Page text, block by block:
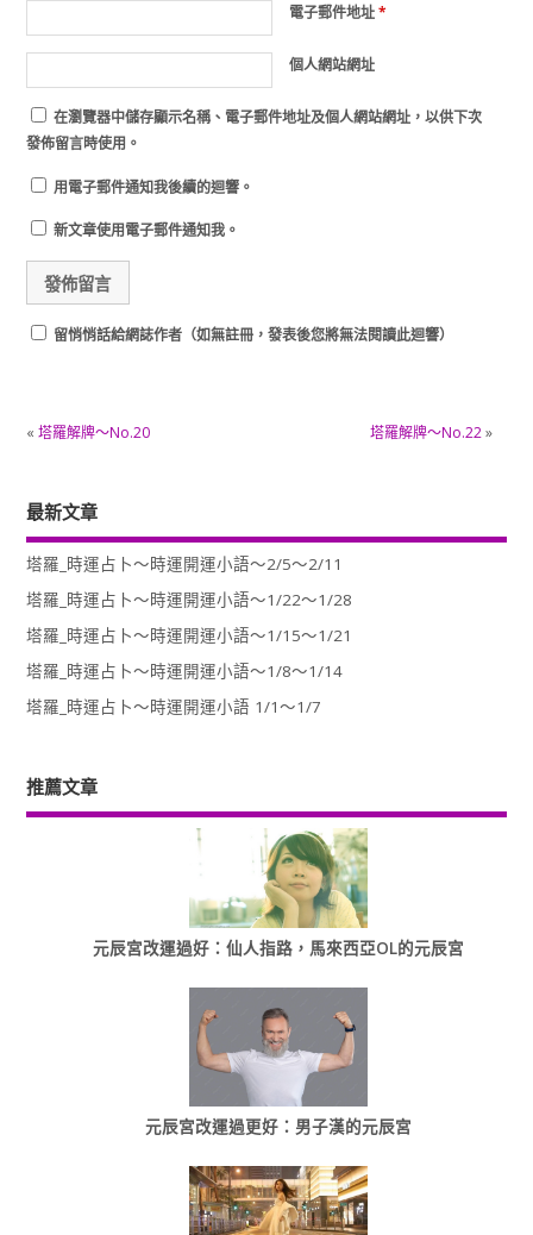
電子郵件地址*
個人網站網址
在瀏覽器中儲存顯示名稱、電子郵件地址及個人網站網址，以供下次
發佈留言時使用。
用電子郵件通知我後續的迴響。
新文章使用電子郵件通知我。
留悄悄話給網誌作者（如無註冊，發表後您將無法閱讀此迴響）
« 塔羅解牌～No.20 塔羅解牌～No.22»
最新文章
塔羅_時運占卜～時運開運小語～2/5～2/11
塔羅_時運占卜～時運開運小語～1/22～1/28
塔羅_時運占卜～時運開運小語～1/15～1/21
塔羅_時運占卜～時運開運小語～1/8～1/14
塔羅_時運占卜～時運開運小語 1/1～1/7
推薦文章
元辰宮改運過好：仙人指路，馬來西亞OL的元辰宮
元辰宮改運過更好：男子漢的元辰宮